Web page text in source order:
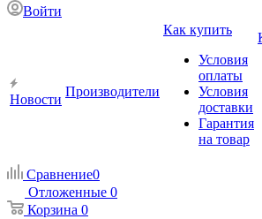
Войти
Новости
Производители
Как купить
Условия
оплаты
Условия
доставки
Гарантия
на товар
Сравнение0
Отложенные 0
Корзина 0